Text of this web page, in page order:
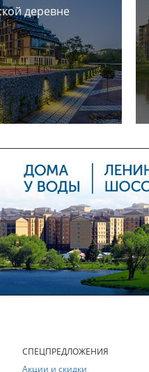
деревне
СПЕЦПРЕДЛОЖЕНИЯ
Акции и скидки